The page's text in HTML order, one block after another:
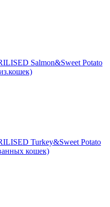
Salmon&Sweet Potato
Turkey&Sweet Potato
кошек)